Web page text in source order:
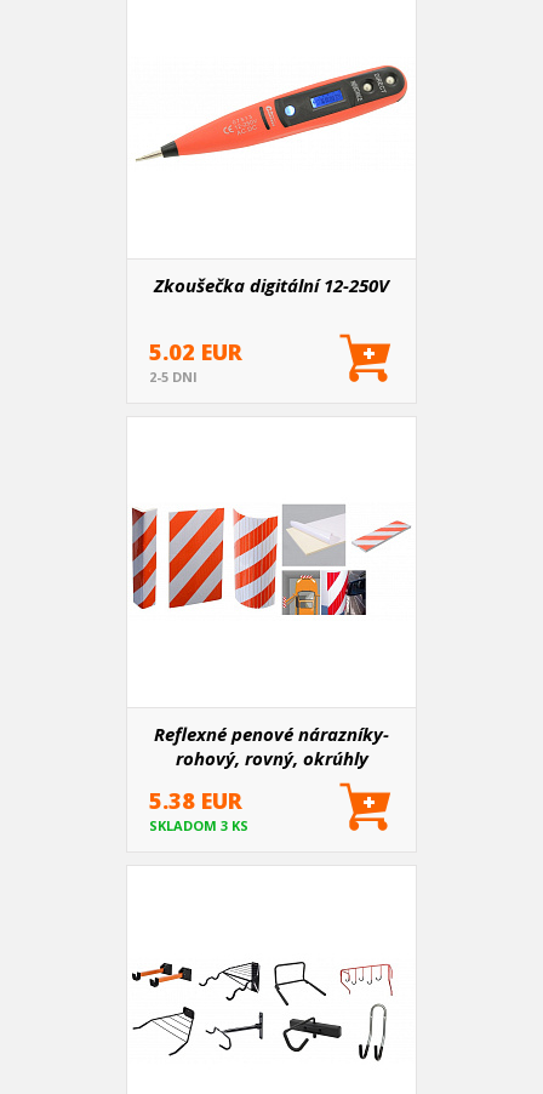
Zkoušečka digitální 12-250V
5.02 EUR
2-5 DNI
Reflexné penové nárazníky-
rohový, rovný, okrúhly
5.38 EUR
SKLADOM 3 KS